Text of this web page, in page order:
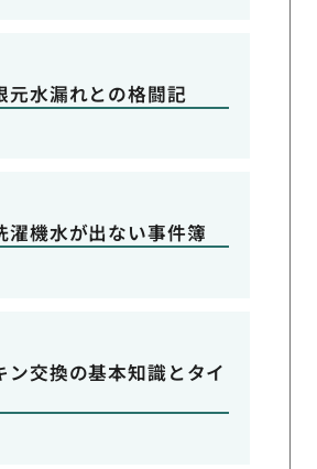
元水漏れとの格闘記
濯機水が出ない事件簿
ン交換の基本知識とタイ